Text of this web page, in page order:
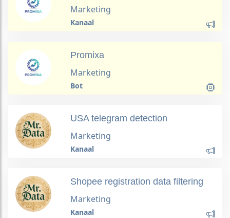
Marketing
Kanaal
Promixa
Marketing
Bot
USA telegram detection
Marketing
Kanaal
Shopee registration data filtering
Marketing
Kanaal